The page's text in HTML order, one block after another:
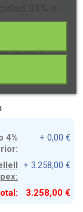
33% o
al 33%
4%
+ 0,00 €
+ 3.258,00 €
3.258,00 €